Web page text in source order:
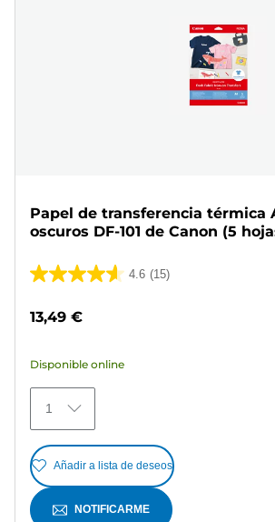
Papel de transferencia térmica
oscuros DF-101 de Canon (5
4.6 (15)
4.6
5
15
reseñas
13,49 €
Disponible online
1
Añadir a lista de deseos
NOTIFICARME